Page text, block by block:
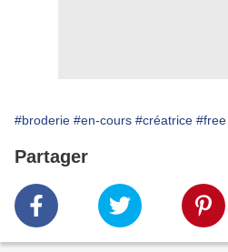
#broderie #en-cours #créatrice #free
Partager